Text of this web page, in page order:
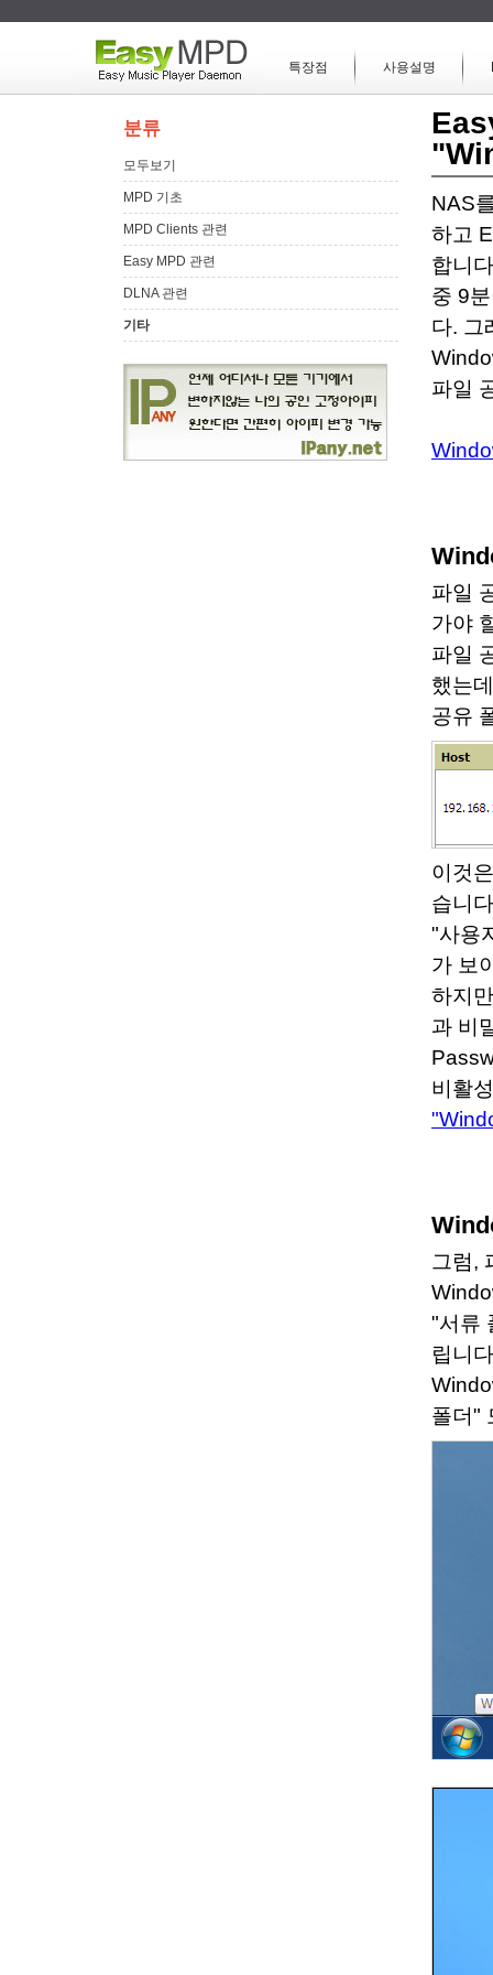
특장점 사용설명
NAS
하고
합니
중 9
다. 그
파일
파일
가야
파일
했는
공유
이것
습니
"사용
가 보
하지
과 비
비활
그럼,
"서류
립니
폴더"
분류
모두보기
MPD 기초
MPD Clients 관련
Easy MPD 관련
DLNA 관련
기타